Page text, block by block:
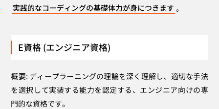
実践的なコーディングの基礎体力が身につきます 。
E資格 (エンジニア資格)
概要: ディープラーニングの理論を深く理解し、適切な手法
を選択して実装する能力を認定する、エンジニア向けの専
門的な資格です。